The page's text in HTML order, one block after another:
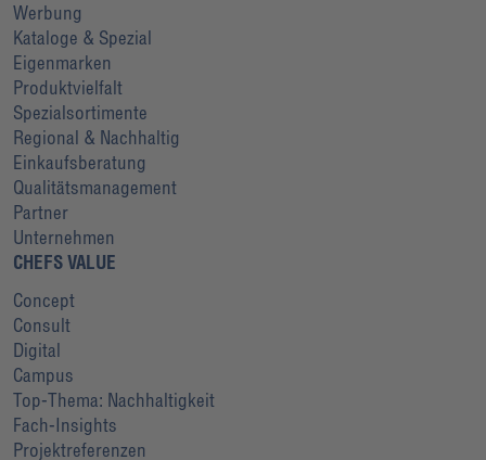
Werbung
Kataloge & Spezial
Eigenmarken
Produktvielfalt
Spezialsortimente
Regional & Nachhaltig
Einkaufsberatung
Qualitätsmanagement
Partner
Unternehmen
CHEFS VALUE
Concept
Consult
Digital
Campus
Top-Thema: Nachhaltigkeit
Fach-Insights
Projektreferenzen